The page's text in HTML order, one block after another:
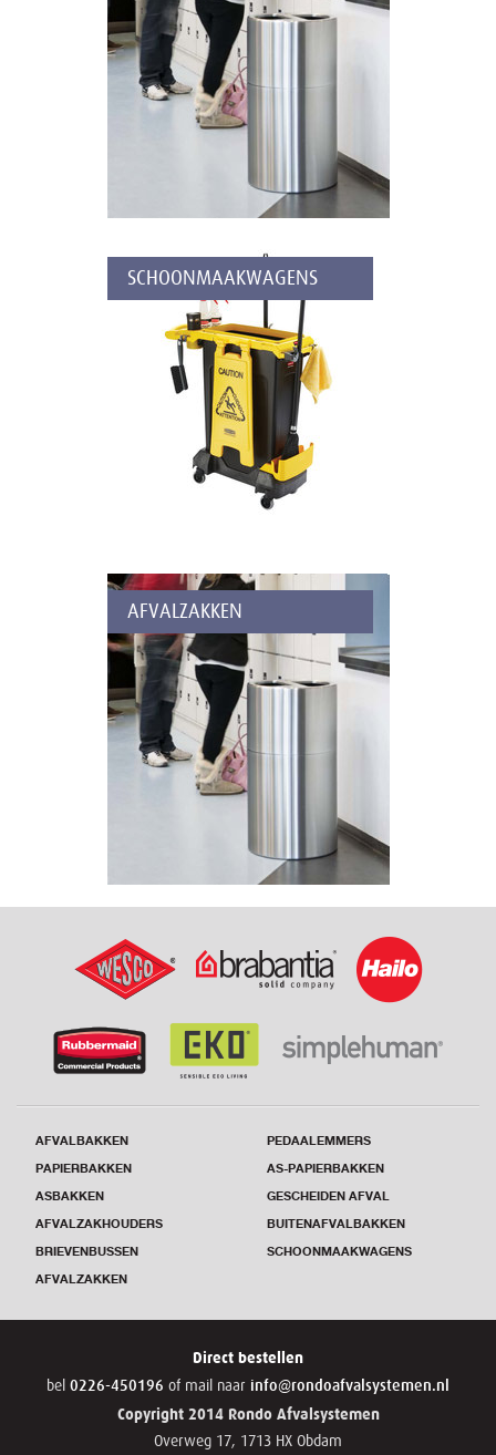
SCHOONMAAKWAGENS
AFVALZAKKEN
AFVALBAKKEN PEDAALEMMERS
PAPIERBAKKEN AS-PAPIERBAKKEN
ASBAKKEN GESCHEIDEN AFVAL
AFVALZAKHOUDERS BUITENAFVALBAKKEN
BRIEVENBUSSEN SCHOONMAAKWAGENS
AFVALZAKKEN
Direct bestellen
bel 0226-450196 of mail naar info@rondoafvalsystemen.nl
Copyright 2014 Rondo Afvalsystemen
Overweg 17, 1713 HX Obdam